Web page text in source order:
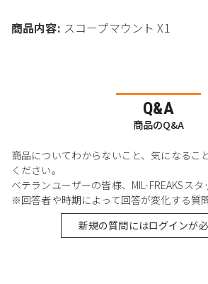
商品内容: スコープマウント X1
Q&A
商品のQ&A
商品についてわからないこと、気になるこ
ください。
ベテランユーザーの皆様、MIL-FREAKSス
※回答者や時期によって回答が変化する質
新規の質問にはログインが